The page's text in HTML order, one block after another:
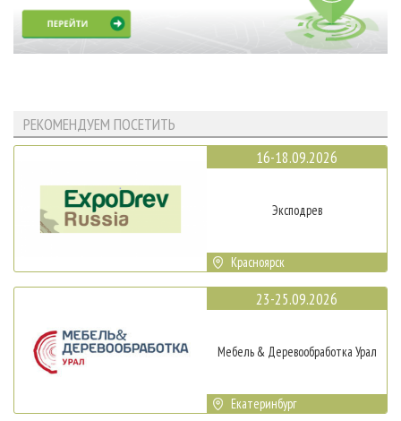
РЕКОМЕНДУЕМ ПОСЕТИТЬ
16-18.09.2026
Эксподрев
Красноярск
23-25.09.2026
Мебель & Деревообработка Урал
Екатеринбург